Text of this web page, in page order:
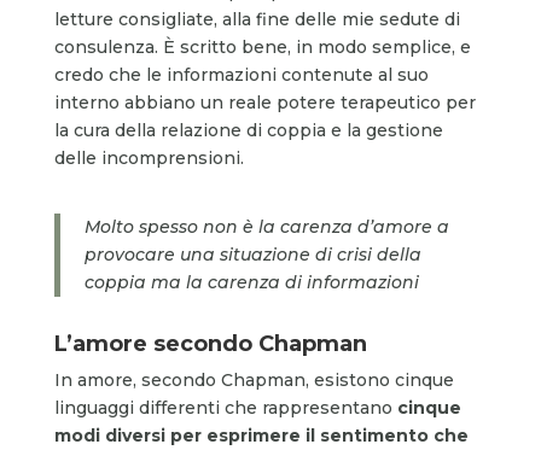
letture consigliate, alla fine delle mie sedute di
consulenza. È scritto bene, in modo semplice, e
credo che le informazioni contenute al suo
interno abbiano un reale potere terapeutico per
la cura della relazione di coppia e la gestione
delle incomprensioni.
Molto spesso non è la carenza d’amore a
provocare una situazione di crisi della
coppia ma la carenza di informazioni
L’amore secondo Chapman
In amore, secondo Chapman, esistono cinque
linguaggi differenti che rappresentano cinque
modi diversi per esprimere il sentimento che